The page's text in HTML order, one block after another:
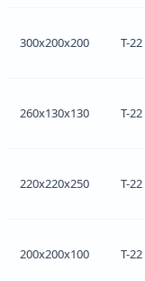
300x200x200 Т-22
260x130x130 Т-22
220x220x250 Т-22
200x200x100 Т-22